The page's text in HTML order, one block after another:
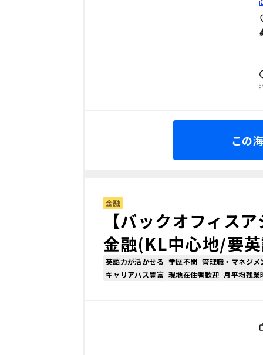
この
金融
【バックオフィス
金融(KL中心地/要
英語力が活かせる 学歴不問 管理職・マネジメ
キャリアパス豊富 現地在住者歓迎 月平均残業